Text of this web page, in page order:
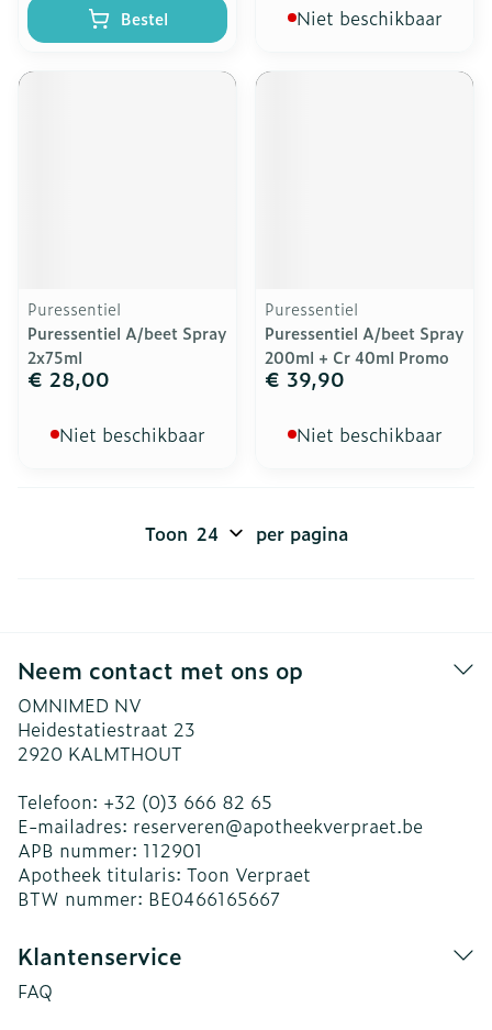
Bestel Niet beschikbaar
Puressentiel
Puressentiel A/beet Spray
2x75ml
€ 28,00
Niet beschikbaar
Puressentiel
Puressentiel A/beet Spray
200ml + Cr 40ml Promo
€ 39,90
Niet beschikbaar
Toon per pagina
Neem contact met ons op
OMNIMED NV
Heidestatiestraat 23
2920 KALMTHOUT
Telefoon: +32 (0)3 666 82 65
E-mailadres: reserveren@apotheekverpraet.be
APB nummer: 112901
Apotheek titularis: Toon Verpraet
BTW nummer: BE0466165667
Klantenservice
FAQ